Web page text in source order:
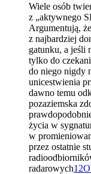
Wiele osób
z „aktywnego
Argumentują,
z najbardziej
gatunku, a jeśli
tylko do
do niego nigdy
unicestwienia
dawno temu
pozaziemska
życia w
w
przez ostatnie
radarowych12